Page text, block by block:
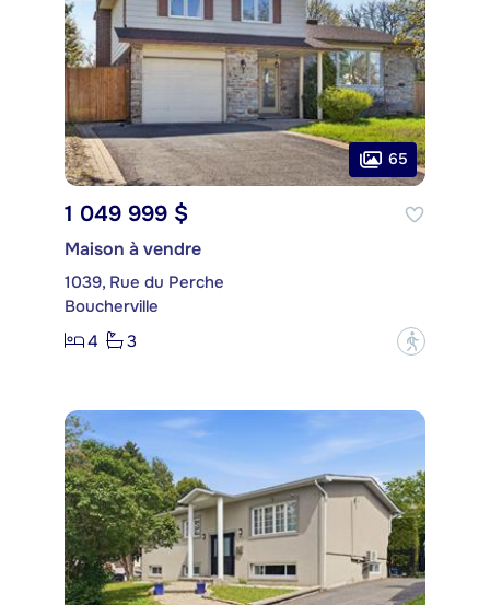
65
1 049 999 $
Maison à vendre
1039, Rue du Perche
Boucherville
4
3 ?